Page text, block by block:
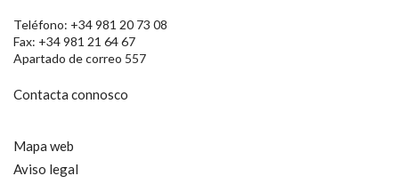
Teléfono: +34 981 20 73 08
Fax: +34 981 21 64 67
Apartado de correo 557
Contacta connosco
Mapa web
Aviso legal